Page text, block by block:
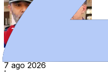
“Los guardias civiles de
7 ago 2026